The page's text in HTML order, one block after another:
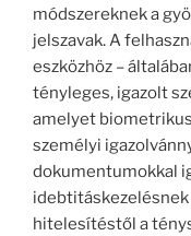
módszereknek a
jelszavak. A
eszközhöz –
tényleges, igazolt
amelyet
személyi
dokumentumokkal
idebtitáskezelésnek
hitelesítéstől a